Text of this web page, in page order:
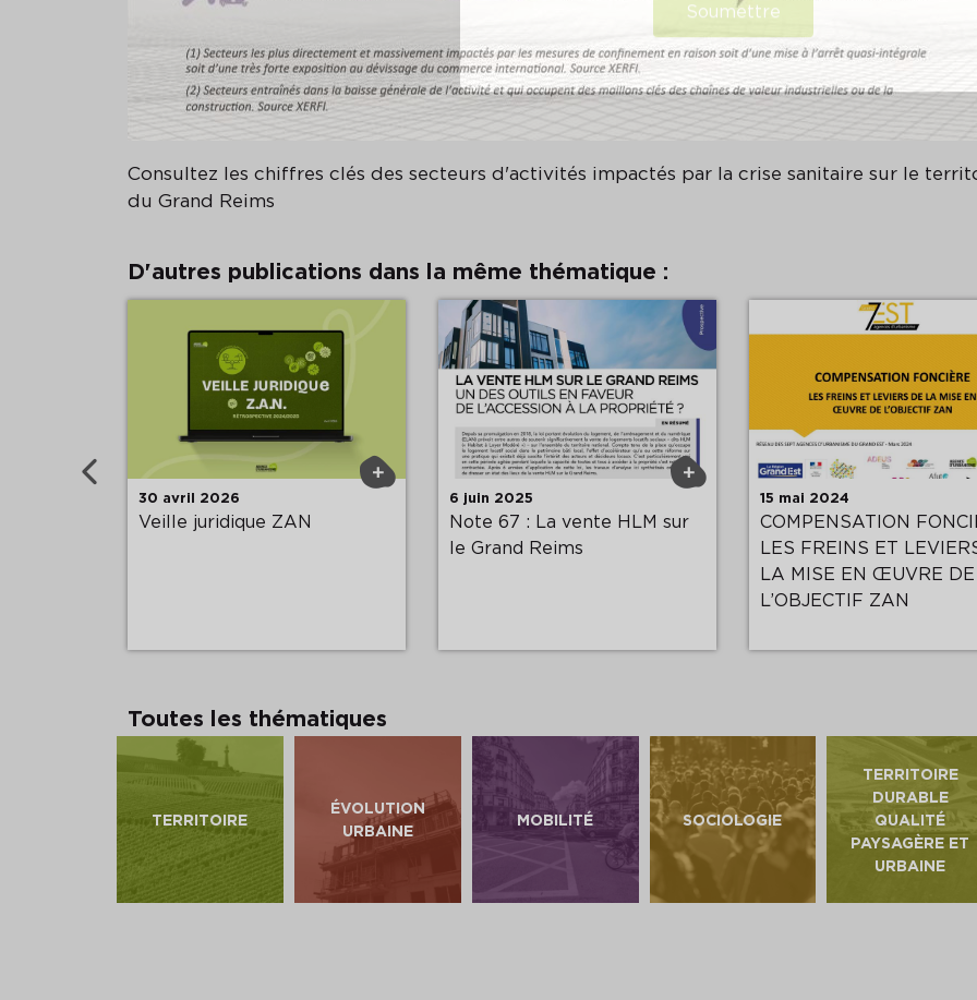
Consultez les chiffres clés des secteurs d'activités impactés par la crise sanitaire sur le
du Grand Reims
D'autres publications dans la même thématique :
Précédent +
30 avril 2026
Veille juridique ZAN
+
6 juin 2025
Note 67 : La vente HLM sur
le Grand Reims
15 mai 2024
COMPENSATION
LES FREINS ET
LA MISE EN ŒUVRE DE
L’OBJECTIF ZAN
Toutes les thématiques
TERRITOIRE
ÉVOLUTION
URBAINE
MOBILITÉ SOCIOLOGIE
TERRITOIRE
DURABLE
QUALITÉ
PAYSAGÈRE ET
URBAINE
Soumettre